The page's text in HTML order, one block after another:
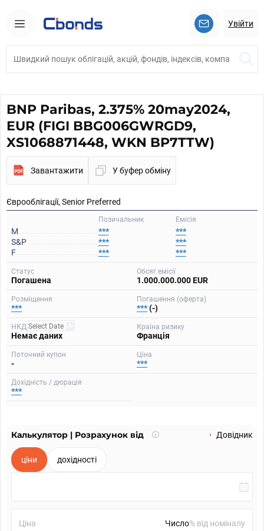
Увійти
BNP Paribas, 2.375% 20may2024,
EUR (FIGI BBG006GWRGD9,
XS1068871448, WKN BP7TTW)
Завантажити У буфер обміну
Єврооблігації, Senior Preferred
Емісія
Позичальник
M ***
***
S&P
***
***
F
***
***
Статус
Погашена
Обсяг емісії
1.000.000.000 EUR
Розміщення
***
Погашення (оферта)
***(-)
НКД
Немає даних
Країна ризику
Франція
Поточний купон
-
Ціна
***
Дохідність / дюрація
***
Калькулятор | Розрахунок від
Що
Довідник
ціни дохідності
Ціна % від номіналу